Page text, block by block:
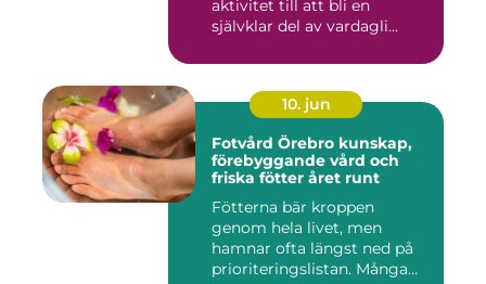
aktivitet till att bli en
självklar del av vardagli...
10. jun
Fotvård Örebro kunskap,
förebyggande vård och
friska fötter året runt
Fötterna bär kroppen
genom hela livet, men
hamnar ofta längst ned på
prioriteringslistan. Många